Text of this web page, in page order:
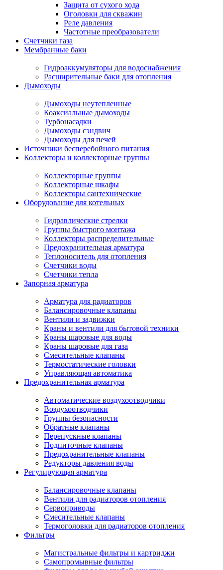
Защита от сухого хода
Оголовки для скважин
Реле давления
Частотные преобразователи
Счетчики газа
Мембранные баки
Гидроаккумуляторы для водоснабжения
Расширительные баки для отопления
Дымоходы
Дымоходы неутепленные
Коаксиальные дымоходы
Турбонасадки
Дымоходы сэндвич
Дымоходы для печей
Источники бесперебойного питания
Коллекторы и коллекторные группы
Коллекторные группы
Коллекторные шкафы
Коллекторы сантехнические
Оборудование для котельных
Гидравлические стрелки
Группы быстрого монтажа
Коллекторы распределительные
Предохранительная арматура
Теплоноситель для отопления
Счетчики воды
Счетчики тепла
Запорная арматура
Арматура для радиаторов
Балансировочные клапаны
Вентили и задвижки
Краны и вентили для бытовой техники
Краны шаровые для воды
Краны шаровые для газа
Смесительные клапаны
Термостатические головки
Управляющая автоматика
Предохранительная арматура
Автоматические воздухоотводчики
Воздухоотводчики
Группы безопасности
Обратные клапаны
Перепускные клапаны
Подпиточные клапаны
Предохранительные клапаны
Редукторы давления воды
Регулирующая арматура
Балансировочные клапаны
Вентили для радиаторов отопления
Сервоприводы
Смесительные клапаны
Термоголовки для радиаторов отопления
Фильтры
Магистральные фильтры и картриджи
Самопромывные фильтры